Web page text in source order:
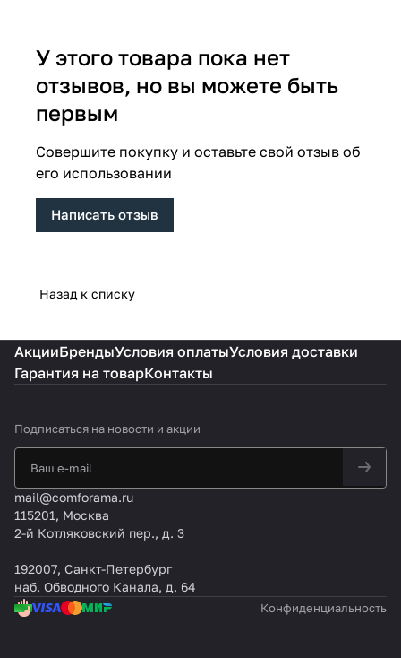
У этого товара пока нет
отзывов, но вы можете быть
первым
Совершите покупку и оставьте свой отзыв об
его использовании
Написать отзыв
Назад к списку
АкцииБрендыУсловия оплатыУсловия доставки
Гарантия на товарКонтакты
Подписаться на новости и акции
mail@comforama.ru
115201, Москва
2-й Котляковский пер., д. 3
192007, Санкт-Петербург
наб. Обводного Канала, д. 64
Конфиденциальность